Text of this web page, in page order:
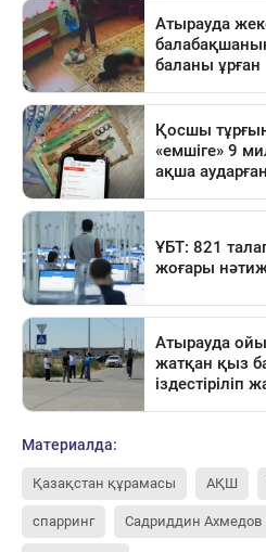
Материалда:
Қазақстан құрамасы АҚШ
спарринг Садриддин Ахмедов